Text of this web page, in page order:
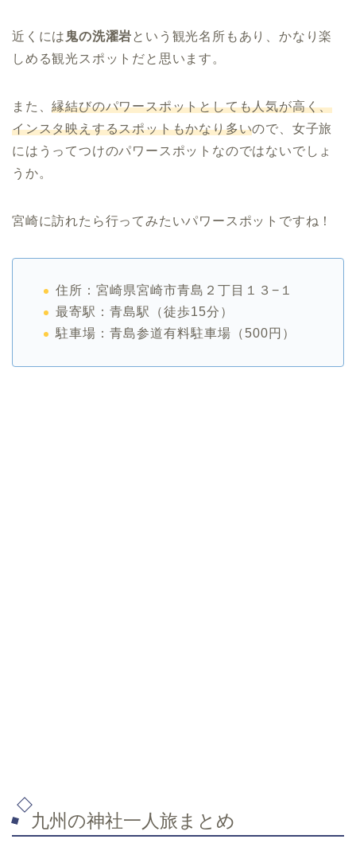
近くには 鬼の洗濯岩という観光名所もあり、かなり楽
しめる観光スポットだと思います。
また、縁結びのパワースポットとしても人気が高く、
インスタ映えするスポットもかなり多いので、女子旅
にはうってつけのパワースポットなのではないでしょ
うか。
宮崎に訪れたら行ってみたいパワースポットですね！
住所：宮崎県宮崎市青島２丁目１３−１
最寄駅：青島駅（徒歩15分）
駐車場：青島参道有料駐車場（500円）
九州の神社一人旅まとめ